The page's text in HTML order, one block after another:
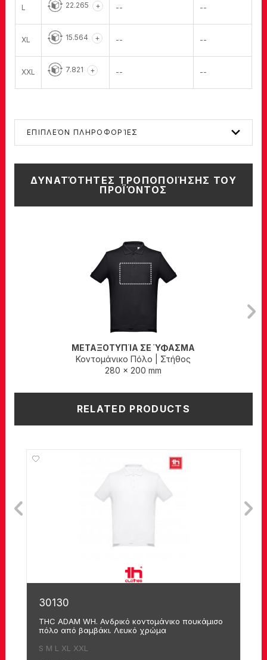
L 22.265 + -- --
XL 15.564 + -- --
XXL 7.821 + -- --
ΕΠΙΠΛΕΌΝ ΠΛΗΡΟΦΟΡΊΕΣ
ΔΥΝΑΤΌΤΗΤΕΣ ΤΡΟΠΟΠΟΙΉΣΗΣ ΤΟΥ
ΠΡΟΪΌΝΤΟΣ
ΜΕΤΑΞΟΤΥΠΊΑ ΣΕ ΎΦΑΣΜΑ
Κοντομάνικο Πόλο
Στήθος
280 x 200 mm
RELATED PRODUCTS
30130
THC ADAM WH. Ανδρικό κοντομάνικο πουκάμισο
πόλο από βαμβάκι. Λευκό χρώμα
S M L XL XXL